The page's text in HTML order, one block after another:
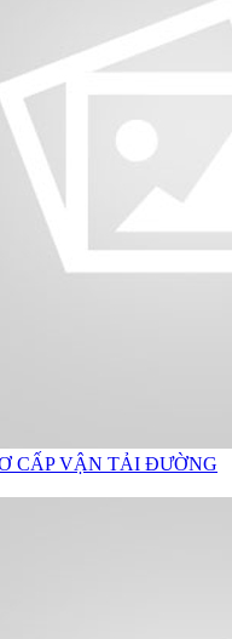
CẤP VẬN TẢI ĐƯỜNG